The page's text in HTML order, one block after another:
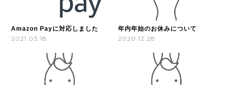
Amazon Payに対応しました
2021.03.18
年内年始のお休みについて
2020.12.28